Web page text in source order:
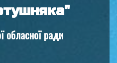
обласної ради